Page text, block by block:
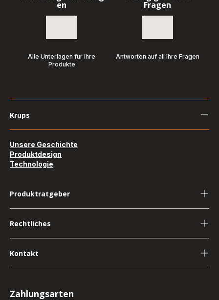
en
Alle Unterlagen für Ihre
Produkte
Fragen
Antworten auf all Ihre Fragen
Krups
Unsere Geschichte
Produktdesign
Technologie
Produktratgeber
Rechtliches
Kontakt
Zahlungsarten